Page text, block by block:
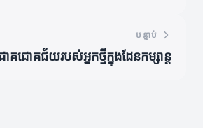
បន្ទាប់
គជោគជ័យរបស់អ្នកថ្មីក្នុងដែនកម្សាន្ត